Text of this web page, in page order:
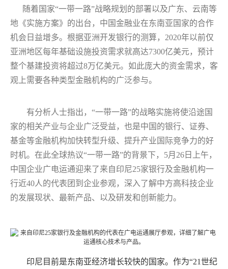
随着国家“一带一路”战略规划的部署以及广东、云南等
地《实施方案》的出台，中国金融业在东南亚国家的合作
机会日益增多。根据亚洲开发银行的测算，2020年以前仅
亚洲地区每年基础设施投资需求就高达7300亿美元，预计
整个基建投资将超过8万亿美元。如此庞大的资金需求，客
观上需要各种类型金融机构的广泛参与。
有分析人士指出，“一带一路”的战略实施将使沿途国
家的相关产业与企业广泛受益，也是中国的银行、证券、
基金等金融机构加快转型升级、提升产业国际竞争力的好
时机。在此全球热议“一带一路”的背景下，5月26日上午，
中国企业广电运通迎来了来自印尼25家银行及金融机构一
行近40人的代表团到企业参观，深入了解中方高科技企业
的发展现状、最新产品、以及研发和创新能力。
印尼目前是东南亚经济增长较快的国家。作为“21世纪